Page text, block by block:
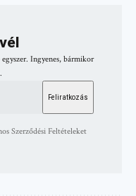
Ingyenes, bármikor
Szerződési Feltételeket